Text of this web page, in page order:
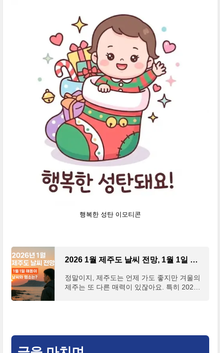
행복한 성탄 이모티콘
2026 1월 제주도 날씨 전망, 1월 1일 해돋이 날씨와 명소는?
정말이지, 제주도는 언제 가도 좋지만 겨울의
제주는 또 다른 매력이 있잖아요. 특히 2026